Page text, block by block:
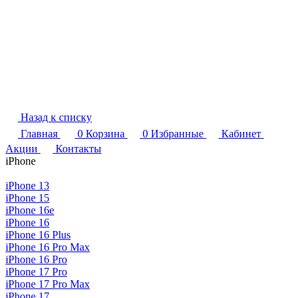
Назад к списку
Главная
0 Корзина 0 Избранные
Кабинет
Акции
Контакты
iPhone
iPhone 13
iPhone 15
iPhone 16e
iPhone 16
iPhone 16 Plus
iPhone 16 Pro Max
iPhone 16 Pro
iPhone 17 Pro
iPhone 17 Pro Max